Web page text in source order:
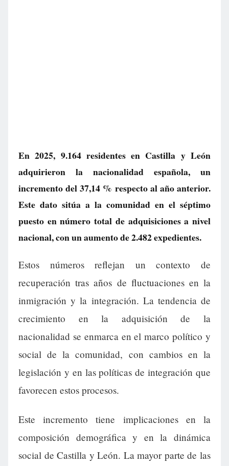
En 2025, 9.164 residentes en Castilla y León
adquirieron la nacionalidad española, un
incremento del 37,14 % respecto al año anterior.
Este dato sitúa a la comunidad en el séptimo
puesto en número total de adquisiciones a nivel
nacional, con un aumento de 2.482 expedientes.
Estos números reflejan un contexto de
recuperación tras años de fluctuaciones en la
inmigración y la integración. La tendencia de
crecimiento en la adquisición de la
nacionalidad se enmarca en el marco político y
social de la comunidad, con cambios en la
legislación y en las políticas de integración que
favorecen estos procesos.
Este incremento tiene implicaciones en la
composición demográfica y en la dinámica
social de Castilla y León. La mayor parte de las